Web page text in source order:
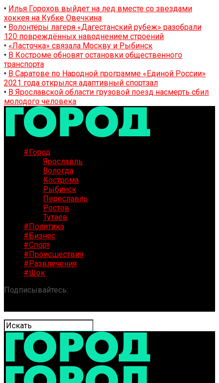
• Илья Горохов выйдет на лед вместе со звездами
хоккея на Кубке Овечкина
• Волонтёры лагеря «Дагестанский рубеж» разобрали
120 повреждённых наводнением строений
• «Ласточка» связала Москву и Рыбинск
• В Костроме обновят остановки общественного
транспорта
• В Саратове по Народной программе «Единой России»
2021 года открылся адаптивный спортзал
• В Ярославской области грузовой поезд насмерть сбил
молодого человека
#Город
Ярославль
Вологда
Кострома
Рыбинск
Переславль
Ростов
Тутаев
#Политика
#Бизнес
#Спорт
#Происшествия
#Развлечения
#Шок
Подписывайтесь: